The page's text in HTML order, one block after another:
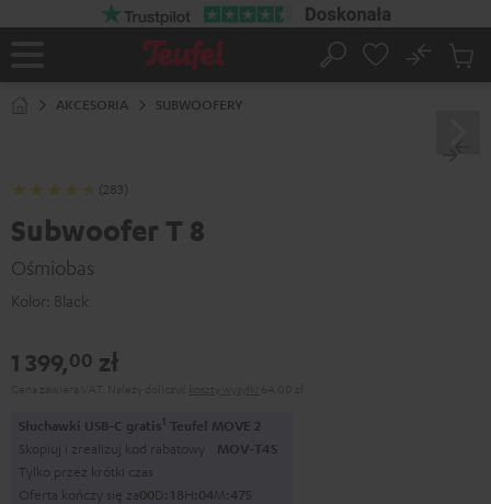
Strona
Szukaj
No
AKCESORIA SUBWOOFERY
(283)
Subwoofer T 8
Ośmiobas
Kolor: Black
1 399,00 zł
Słuchawki USB-C gratis1 Teufel MOVE 2
Skopiuj i zrealizuj kod rabatowy MOV-T4S
Tylko przez krótki czas
Oferta kończy się za00D:18H:04M:46S